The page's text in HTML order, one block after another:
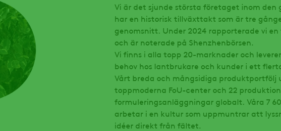
Vi är det sjunde största företaget inom
har en historisk tillväxttakt som är tre
genomsnitt. Under 2024 rapporterade vi en
och är noterade på Shenzhenbörsen.
Vi finns i alla topp 20-marknader och
behov hos lantbrukare och kunder i ett
Vårt breda och mångsidiga produktportfölj
toppmoderna FoU-center och 22
formuleringsanläggningar globalt. Våra 7
arbetar i en kultur som uppmuntrar att
idéer direkt från fältet.